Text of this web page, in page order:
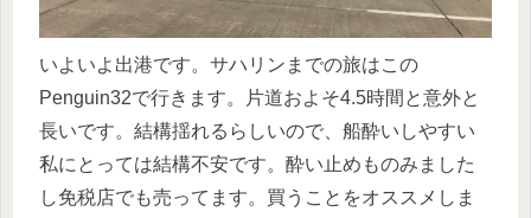
いよいよ出港です。サハリンまでの旅はこの
Penguin32で行きます。片道およそ4.5時間と意外と
長いです。結構揺れるらしいので、船酔いしやすい
私にとっては結構不安です。酔い止めものみました
し免税店でも売ってます。買うことをオススメしま